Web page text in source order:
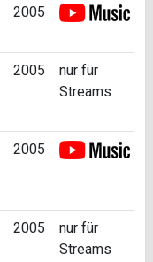
2005
2005
nur für
Streams
2005
2005
nur für
Streams